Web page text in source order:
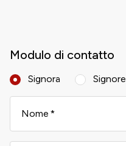
Modulo di contatto
Signora Signore
Nome